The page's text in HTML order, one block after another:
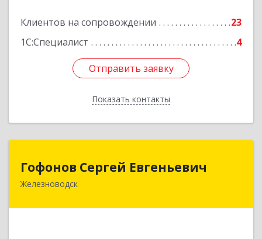
Клиентов на сопровождении
23
1С:Специалист
4
Отправить заявку
Показать контакты
Отправить заявку
Назад
Гофонов Сергей Евгеньевич
Железноводск
Гофонов Сергей Евгеньевич